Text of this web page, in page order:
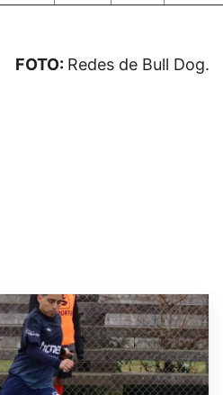
FOTO: Redes de Bull Dog.